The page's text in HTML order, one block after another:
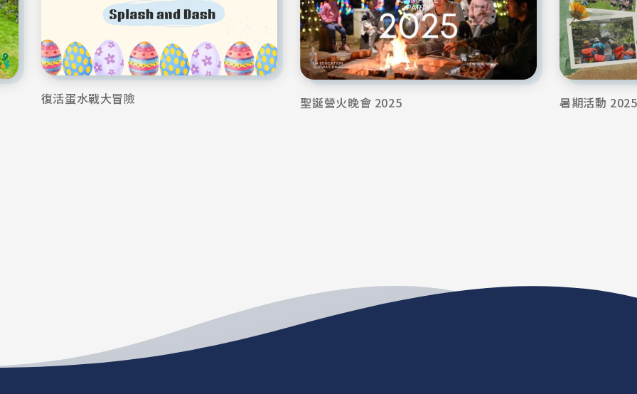
復活蛋水戰大冒險 聖誕營火晚會 2025 暑期活動 2025